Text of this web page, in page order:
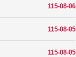
115-08-06
115-08-05
115-08-05